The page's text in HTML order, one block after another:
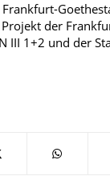
Frankfurt-
der
III 1+2 und der